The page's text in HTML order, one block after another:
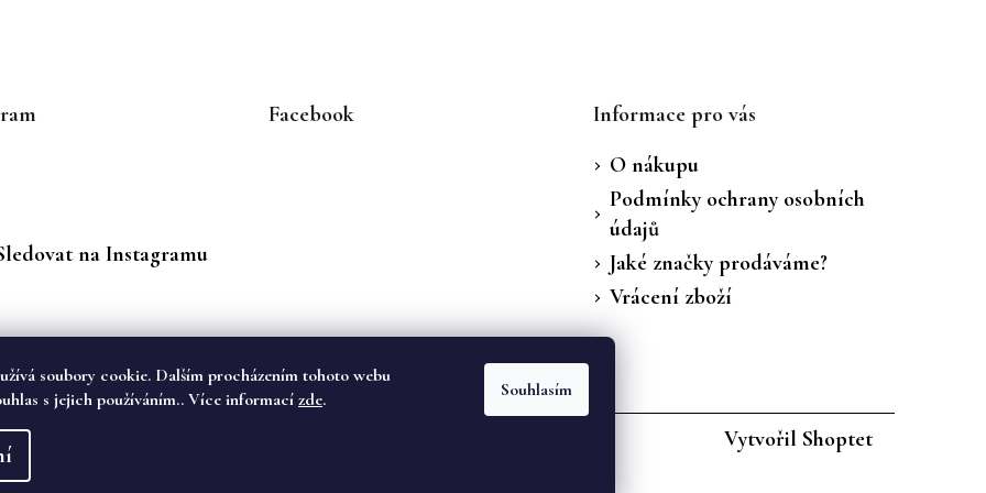
soubory cookie. Dalším procházením tohoto webu
s jejich používáním.. Více informacízde. Souhlasím
na Instagramu
Facebook
Informace pro vás
O nákupu
Podmínky ochrany osobních
údajů
Jaké značky prodáváme?
Vrácení zboží
Vytvořil Shoptet
vyhrazena.